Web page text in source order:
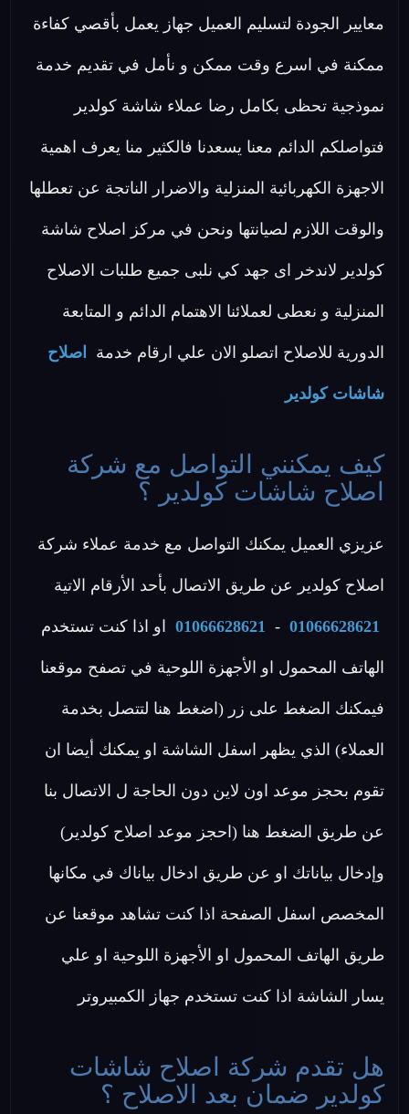
معايير الجودة لتسليم العميل جهاز يعمل بأقصي كفاءة
ممكنة في اسرع وقت ممكن و نأمل في تقديم خدمة
نموذجية تحظى بكامل رضا عملاء شاشة كولدير
فتواصلكم الدائم معنا يسعدنا فالكثير منا يعرف اهمية
الاجهزة الكهربائية المنزلية والاضرار الناتجة عن تعطلها
والوقت اللازم لصيانتها ونحن في مركز اصلاح شاشة
كولدير لاندخر اى جهد كي نلبى جميع طلبات الاصلاح
المنزلية و نعطى لعملائنا الاهتمام الدائم و المتابعة
الدورية للاصلاح اتصلو الان علي ارقام خدمة اصلاح
شاشات كولدير
كيف يمكنني التواصل مع شركة
اصلاح شاشات كولدير ؟
عزيزي العميل يمكنك التواصل مع خدمة عملاء شركة
اصلاح كولدير عن طريق الاتصال بأحد الأرقام الاتية
01066628621
-
01066628621 او اذا كنت تستخدم
الهاتف المحمول او الأجهزة اللوحية في تصفح موقعنا
فيمكنك الضغط على زر (اضغط هنا لتتصل بخدمة
العملاء) الذي يظهر اسفل الشاشة او يمكنك أيضا ان
تقوم بحجز موعد اون لاين دون الحاجة ل الاتصال بنا
عن طريق الضغط هنا (احجز موعد اصلاح كولدير)
وإدخال بياناتك او عن طريق ادخال بياناك في مكانها
المخصص اسفل الصفحة اذا كنت تشاهد موقعنا عن
طريق الهاتف المحمول او الأجهزة اللوحية او علي
يسار الشاشة اذا كنت تستخدم جهاز الكمبيروتر
هل تقدم شركة اصلاح شاشات
كولدير ضمان بعد الاصلاح ؟